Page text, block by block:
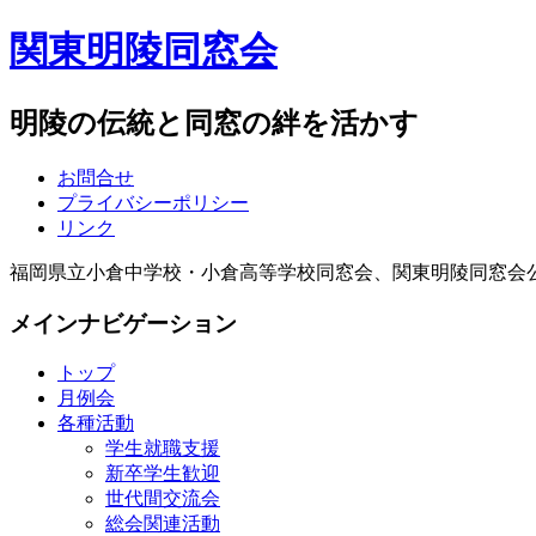
関東明陵同窓会
明陵の伝統と同窓の絆を活かす
お問合せ
プライバシーポリシー
リンク
福岡県立小倉中学校・小倉高等学校同窓会、関東明陵同窓会
メインナビゲーション
トップ
月例会
各種活動
学生就職支援
新卒学生歓迎
世代間交流会
総会関連活動